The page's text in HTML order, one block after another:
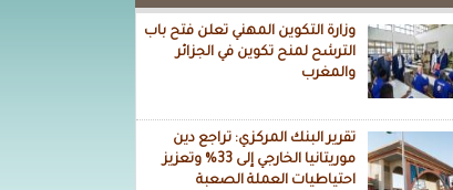
وزارة التكوين المهني تعلن فتح باب
الترشح لمنح تكوين في الجزائر
والمغرب
تقرير البنك المركزي: تراجع دين
موريتانيا الخارجي إلى 33% وتعزيز
احتياطيات العملة الصعبة